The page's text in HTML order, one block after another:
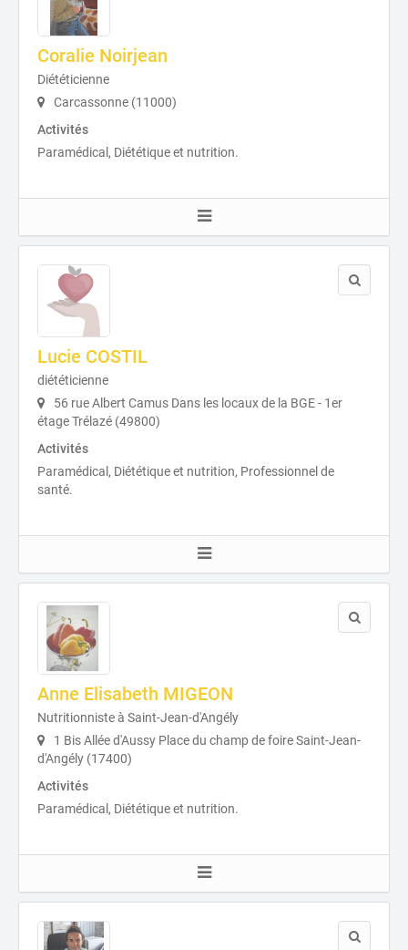
Coralie Noirjean
Diététicienne
Carcassonne (11000)
Activités
Paramédical, Diététique et nutrition.
Lucie COSTIL
diététicienne
56 rue Albert Camus Dans les locaux de la BGE - 1er
étage Trélazé (49800)
Activités
Paramédical, Diététique et nutrition, Professionnel de
santé.
Anne Elisabeth MIGEON
Nutritionniste à Saint-Jean-d'Angély
1 Bis Allée d'Aussy Place du champ de foire Saint-Jean-
d'Angély (17400)
Activités
Paramédical, Diététique et nutrition.